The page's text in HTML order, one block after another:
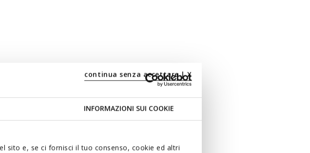
INFORMAZIONI SUI COOKIE
sito e, se ci fornisci il tuo consenso, cookie ed altri
continua senza accettare | X